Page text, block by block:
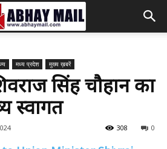
मध्य प्रदेश मुख्य ख़बरें
सिंह चौहान का
स्वागत
0
308